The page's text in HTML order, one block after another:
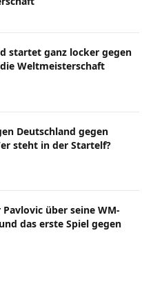
startet ganz locker gegen
Weltmeisterschaft
Deutschland gegen
steht in der Startelf?
über seine WM-
das erste Spiel gegen